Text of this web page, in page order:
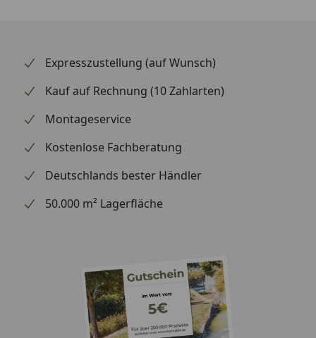
Material & Farbe
Material:
Stahl
Farbe:
Beschichtung:
pulverbeschichtet
rechts
Rücklaufposition:
unten links, unten
rechts, seitlich rechts
unten
Expresszustellung (auf Wunsch)
Kauf auf Rechnung (10 Zahlarten)
Montageservice
Kostenlose Fachberatung
Deutschlands bester Händler
50.000 m² Lagerfläche